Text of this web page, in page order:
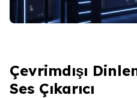
Çevrimdışı
Ses Çıkarıcı